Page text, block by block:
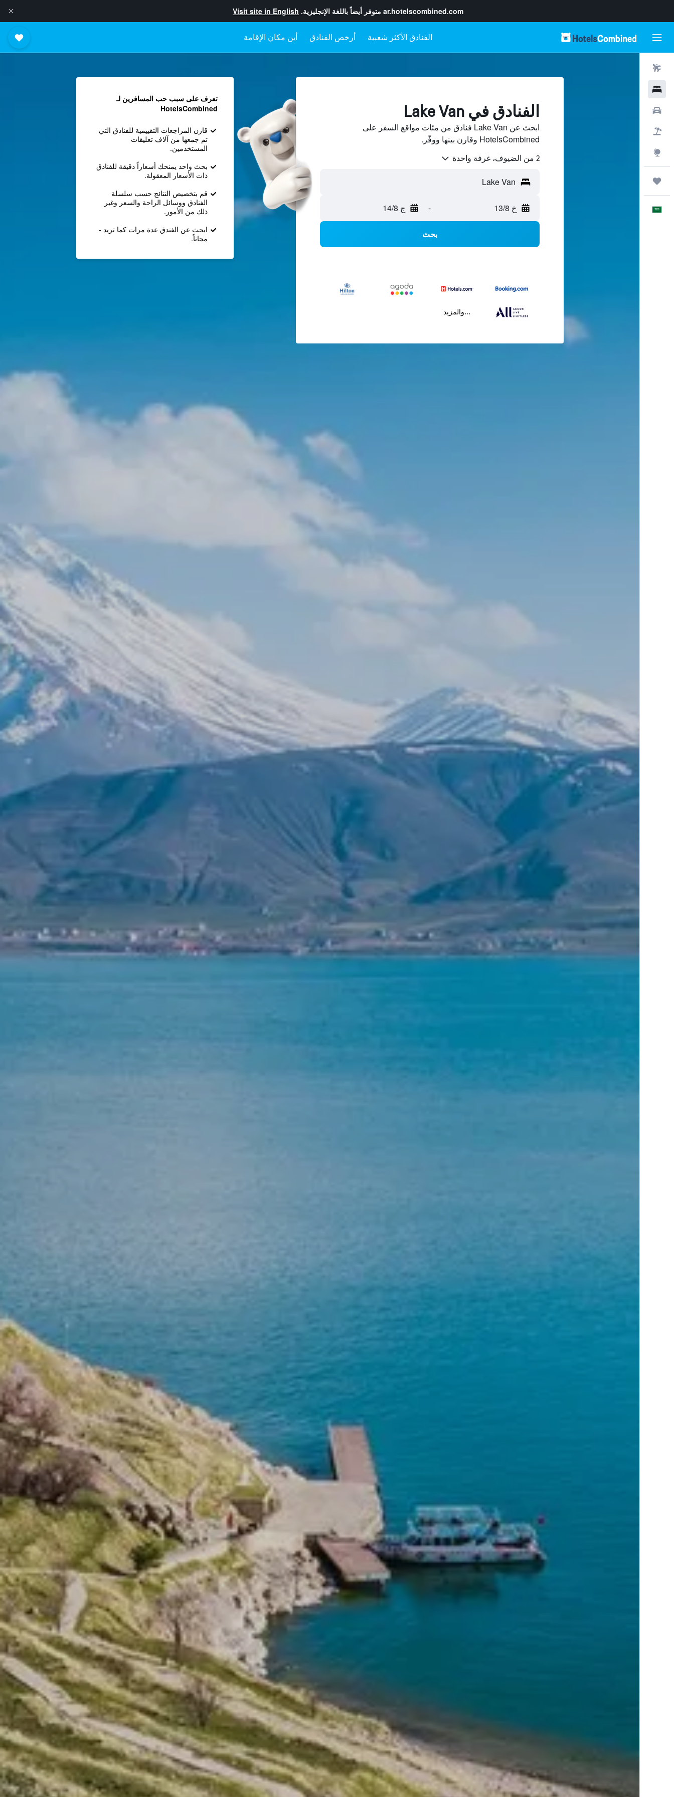
ar.hotelscombined.com متوفر أيضاً باللغة الإنجليزية. Visit site in English
أرخص الفنادق أين مكان الإقامة
الفنادق في Lake Van
ابحث عن Lake Van فنادق من مئات مواقع السفر على
HotelsCombined وقارن بينها ووفّر.
2 من الضيوف، غرفة واحدة
خ 13/8 - ج 14/8
بحث
...والمزيد
تعرف على سبب حب المسافرين لـ
HotelsCombined
قارن المراجعات التقييمية للفنادق التي
تم جمعها من آلاف تعليقات
المستخدمين.
بحث واحد يمنحك أسعاراً دقيقة للفنادق
ذات الأسعار المعقولة.
قم بتخصيص النتائج حسب سلسلة
الفنادق ووسائل الراحة والسعر وغير
ذلك من الأمور.
ابحث عن الفندق عدة مرات كما تريد -
مجاناً.